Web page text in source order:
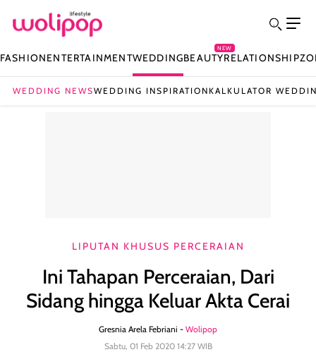
FASHIONENTERTAINMENTWEDDINGBEAUTY
NEW
RELATIONSHIP
WEDDING NEWSWEDDING INSPIRATION KALKULATOR
LIPUTAN KHUSUS PERCERAIAN
Ini Tahapan Perceraian, Dari
Sidang hingga Keluar Akta Cerai
Gresnia Arela Febriani - Wolipop
Sabtu, 01 Feb 2020 14:27 WIB